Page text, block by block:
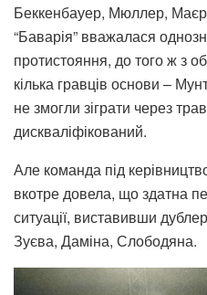
Беккенбауер, Мюллер,
“Баварія” вважалася
протистояння, до того ж з
кілька гравців основи –
не змогли зіграти через
дискваліфікований.
Але команда під
вкотре довела, що здатна
ситуації, виставивши
Зуєва, Даміна, Слободяна.